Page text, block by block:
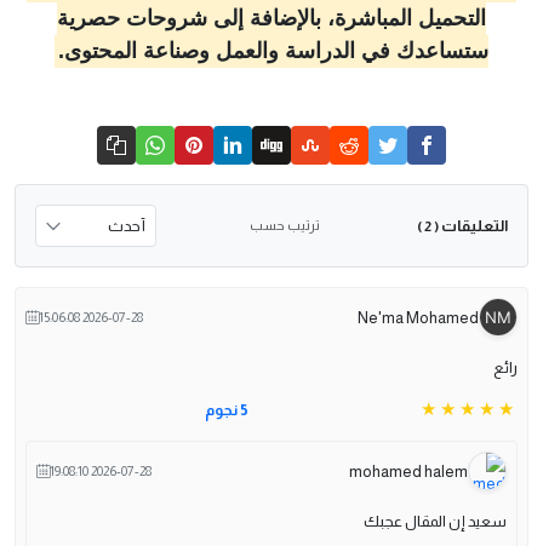
التحميل المباشرة، بالإضافة إلى شروحات حصرية
ستساعدك في الدراسة والعمل وصناعة المحتوى.
التعليقات ( 2 ) ترتيب حسب
Ne'ma Mohamed
2026-07-28 15:06:08
رائع
5 نجوم
mohamed halem
2026-07-28 19:08:10
سعيد إن المقال عجبك